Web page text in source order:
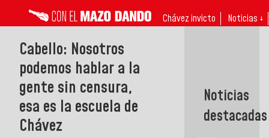
Chávez invicto Noticias ↓
Cabello: Nosotros
podemos hablar a la
gente sin censura,
esa es la escuela de
Chávez
Noticias
destacadas